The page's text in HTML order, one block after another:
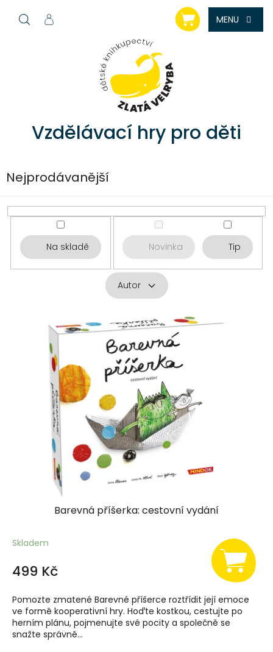
NÁKUPNÍ
KOŠÍK
Vzdělávací hry pro děti
Nejprodávanější
Na skladě Novinka Tip
Autor
Barevná příšerka: cestovní vydání
Skladem
499 Kč
Pomozte zmatené Barevné příšerce roztřídit její emoce
ve formě kooperativní hry. Hoďte kostkou, cestujte po
herním plánu, pojmenujte své pocity a společně se
snažte správně...